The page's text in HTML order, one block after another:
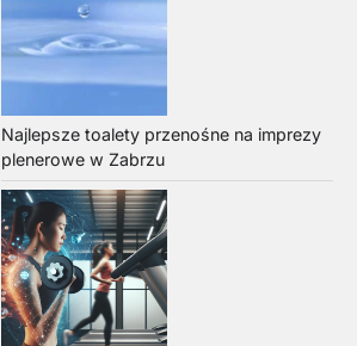
Najlepsze toalety przenośne na imprezy
plenerowe w Zabrzu